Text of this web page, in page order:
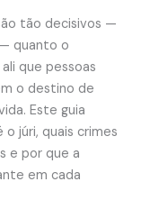
tão decisivos —
quanto o
que pessoas
o destino de
Este guia
o júri, quais crimes
e por que a
em cada